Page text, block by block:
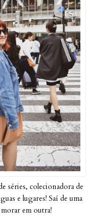
séries, colecionadora de
e lugares! Saí de uma
em outra!